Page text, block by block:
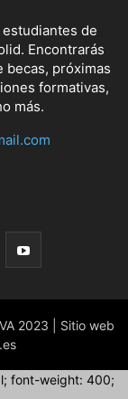
de
Encontrarás
becas, próximas
formativas,
más.
2023 | Sitio web
font-weight: 400;